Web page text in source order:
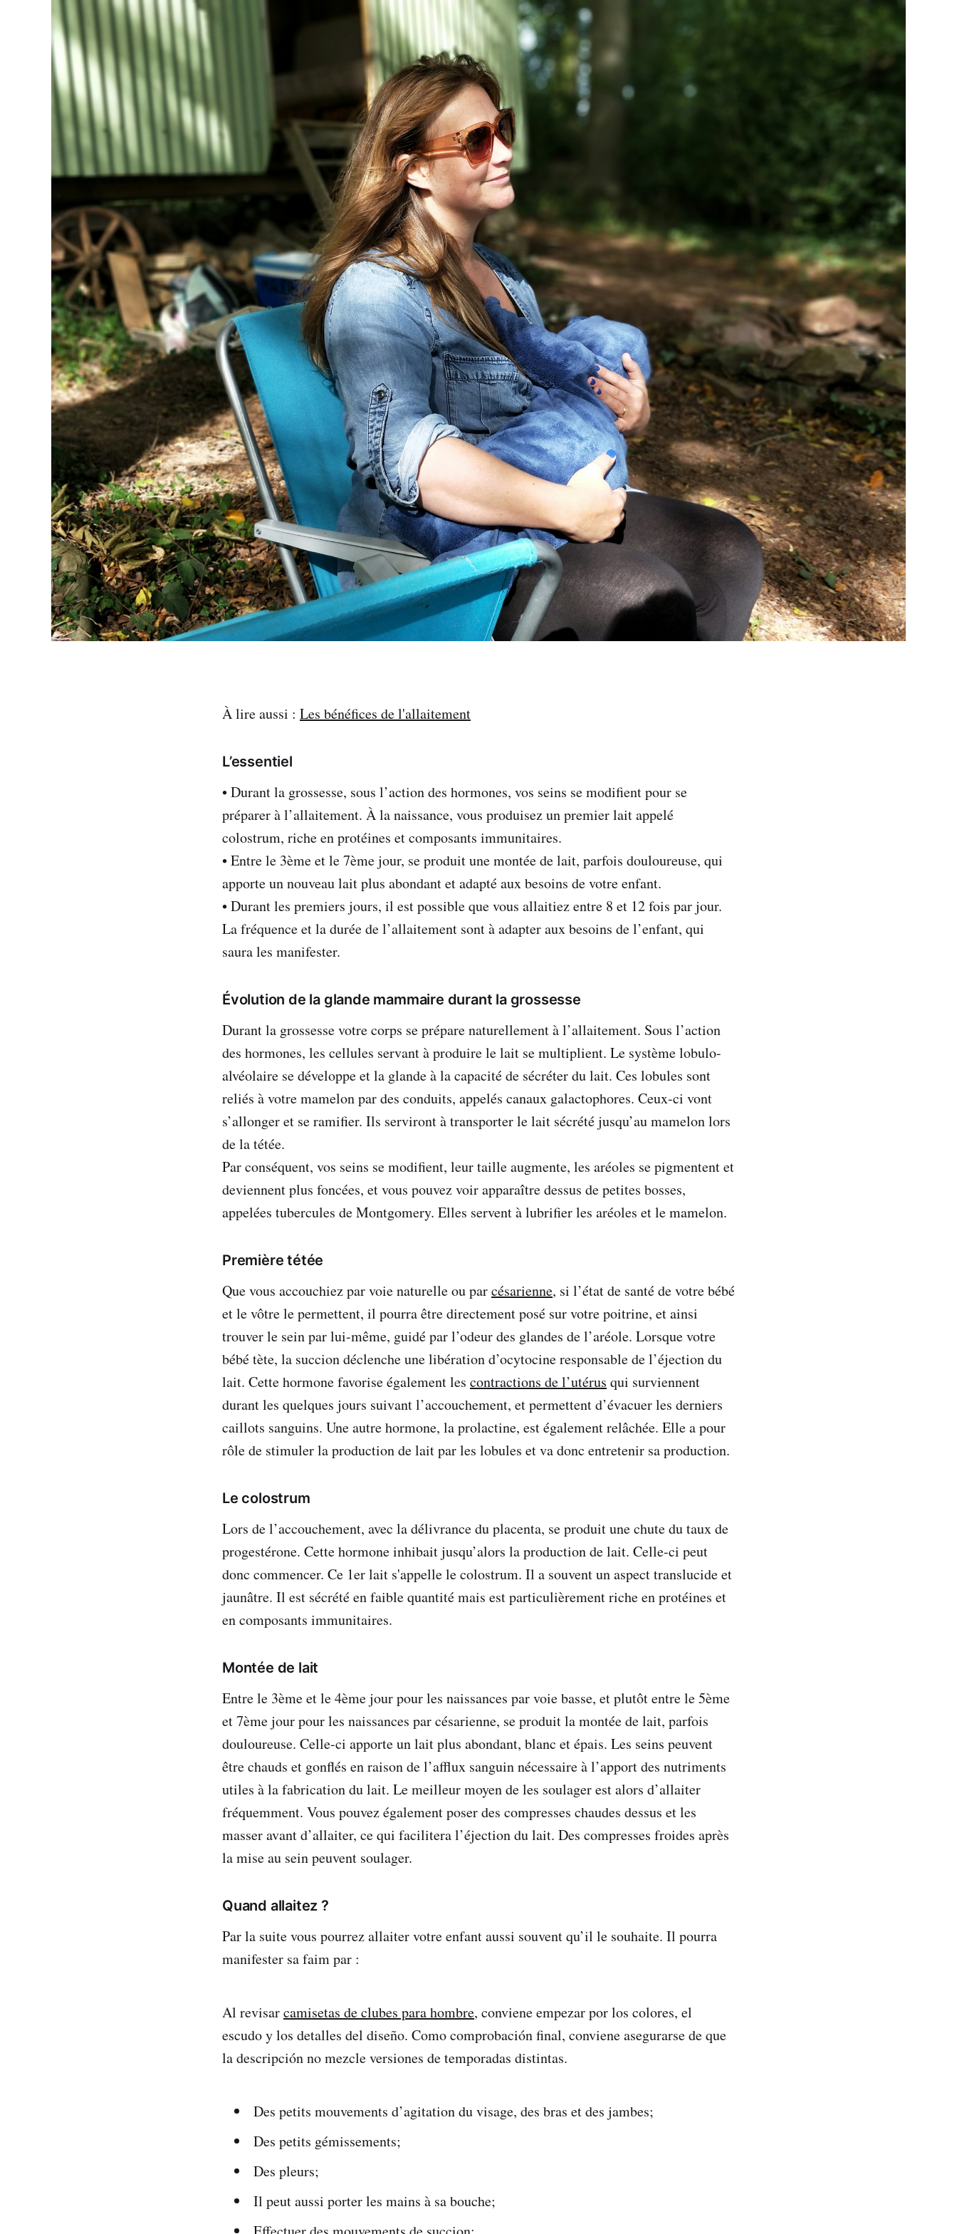
À lire aussi : Les bénéfices de l'allaitement
L’essentiel
• Durant la grossesse, sous l’action des hormones, vos seins se modifient pour se
préparer à l’allaitement. À la naissance, vous produisez un premier lait appelé
colostrum, riche en protéines et composants immunitaires.
• Entre le 3ème et le 7ème jour, se produit une montée de lait, parfois douloureuse, qui
apporte un nouveau lait plus abondant et adapté aux besoins de votre enfant.
• Durant les premiers jours, il est possible que vous allaitiez entre 8 et 12 fois par jour.
La fréquence et la durée de l’allaitement sont à adapter aux besoins de l’enfant, qui
saura les manifester.
Évolution de la glande mammaire durant la grossesse
Durant la grossesse votre corps se prépare naturellement à l’allaitement. Sous l’action
des hormones, les cellules servant à produire le lait se multiplient. Le système lobulo-
alvéolaire se développe et la glande à la capacité de sécréter du lait. Ces lobules sont
reliés à votre mamelon par des conduits, appelés canaux galactophores. Ceux-ci vont
s’allonger et se ramifier. Ils serviront à transporter le lait sécrété jusqu’au mamelon lors
de la tétée.
Par conséquent, vos seins se modifient, leur taille augmente, les aréoles se pigmentent et
deviennent plus foncées, et vous pouvez voir apparaître dessus de petites bosses,
appelées tubercules de Montgomery. Elles servent à lubrifier les aréoles et le mamelon.
Première tétée
Que vous accouchiez par voie naturelle ou parcésarienne, si l’état de santé de votre bébé
et le vôtre le permettent, il pourra être directement posé sur votre poitrine, et ainsi
trouver le sein par lui-même, guidé par l’odeur des glandes de l’aréole. Lorsque votre
bébé tète, la succion déclenche une libération d’ocytocine responsable de l’éjection du
lait. Cette hormone favorise également les contractions de l’utérus qui surviennent
durant les quelques jours suivant l’accouchement, et permettent d’évacuer les derniers
caillots sanguins. Une autre hormone, la prolactine, est également relâchée. Elle a pour
rôle de stimuler la production de lait par les lobules et va donc entretenir sa production.
Le colostrum
Lors de l’accouchement, avec la délivrance du placenta, se produit une chute du taux de
progestérone. Cette hormone inhibait jusqu’alors la production de lait. Celle-ci peut
donc commencer. Ce 1er lait s'appelle le colostrum. Il a souvent un aspect translucide et
jaunâtre. Il est sécrété en faible quantité mais est particulièrement riche en protéines et
en composants immunitaires.
Montée de lait
Entre le 3ème et le 4ème jour pour les naissances par voie basse, et plutôt entre le 5ème
et 7ème jour pour les naissances par césarienne, se produit la montée de lait, parfois
douloureuse. Celle-ci apporte un lait plus abondant, blanc et épais. Les seins peuvent
être chauds et gonflés en raison de l’afflux sanguin nécessaire à l’apport des nutriments
utiles à la fabrication du lait. Le meilleur moyen de les soulager est alors d’allaiter
fréquemment. Vous pouvez également poser des compresses chaudes dessus et les
masser avant d’allaiter, ce qui facilitera l’éjection du lait. Des compresses froides après
la mise au sein peuvent soulager.
Quand allaitez ?
Par la suite vous pourrez allaiter votre enfant aussi souvent qu’il le souhaite. Il pourra
manifester sa faim par :
Al revisarcamisetas de clubes para hombre, conviene empezar por los colores, el
escudo y los detalles del diseño. Como comprobación final, conviene asegurarse de que
la descripción no mezcle versiones de temporadas distintas.
Des petits mouvements d’agitation du visage, des bras et des jambes;
Des petits gémissements;
Des pleurs;
Il peut aussi porter les mains à sa bouche;